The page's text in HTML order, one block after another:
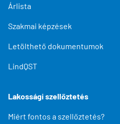
Árlista
Szakmai képzések
Letölthető dokumentumok
LindQST
Lakossági szellőztetés
Miért fontos a szellőztetés?